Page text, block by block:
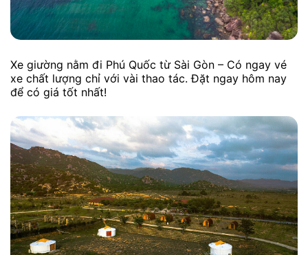
Xe giường nằm đi Phú Quốc từ Sài Gòn – Có ngay vé
xe chất lượng chỉ với vài thao tác. Đặt ngay hôm nay
để có giá tốt nhất!